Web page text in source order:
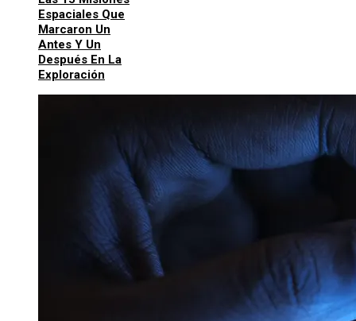
Espaciales Que
Marcaron Un
Antes Y Un
Después En La
Exploración